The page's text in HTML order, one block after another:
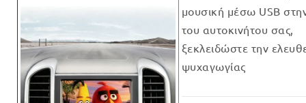
μουσική μέσω USB
του αυτοκινήτου σας,
ξεκλειδώστε την
ψυχαγωγίας